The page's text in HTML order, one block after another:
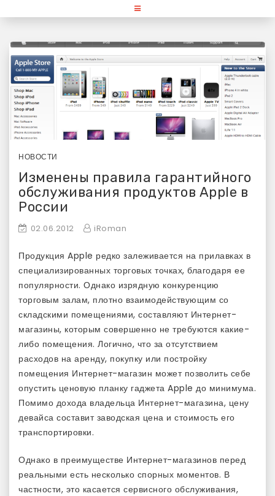
«Используй Mac» — блог для
любителей и поклонников
продукции Apple
НОВОСТИ
Изменены правила гарантийного
обслуживания продуктов Apple в
России
02.06.2012 iRoman
Продукция Apple редко залеживается на прилавках в
специализированных торговых точках, благодаря ее
популярности. Однако изрядную конкуренцию
торговым залам, плотно взаимодействующим со
складскими помещениями, составляют Интернет-
магазины, которым совершенно не требуются какие-
либо помещения. Логично, что за отсутствием
расходов на аренду, покупку или постройку
помещения Интернет-магазин может позволить себе
опустить ценовую планку гаджета Apple до минимума.
Помимо дохода владельца Интернет-магазина, цену
девайса составит заводская цена и стоимость его
транспортировки.
Однако в преимуществе Интернет-магазинов перед
реальными есть несколько спорных моментов. В
частности, это касается сервисного обслуживания,